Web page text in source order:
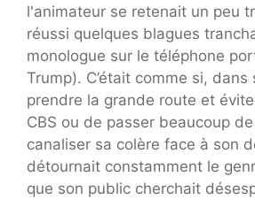
l'animateur se retenait un peu
réussi quelques blagues
monologue sur le téléphone
Trump). C’était comme si,
prendre la grande route et
CBS ou de passer beaucoup
canaliser sa colère face à son
détournait constamment le
que son public cherchait